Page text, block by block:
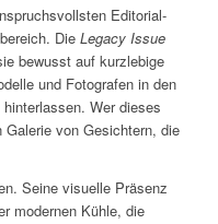
Editorial-
Die Legacy Issue
bewusst auf kurzlebige
und Fotografen in den
Wer dieses
von Gesichtern, die
Seine visuelle Präsenz
modernen Kühle, die